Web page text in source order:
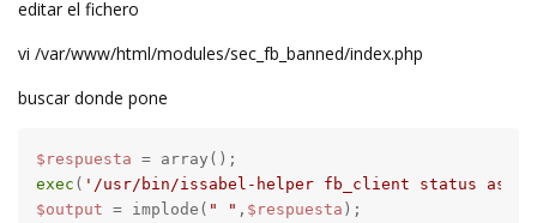
editar el fichero
vi /var/www/html/modules/sec_fb_banned/index.php
buscar donde pone
$respuesta
exec ( '/usr/bin/issabel-helper fb_client status
$output = implode( " " , $respuesta